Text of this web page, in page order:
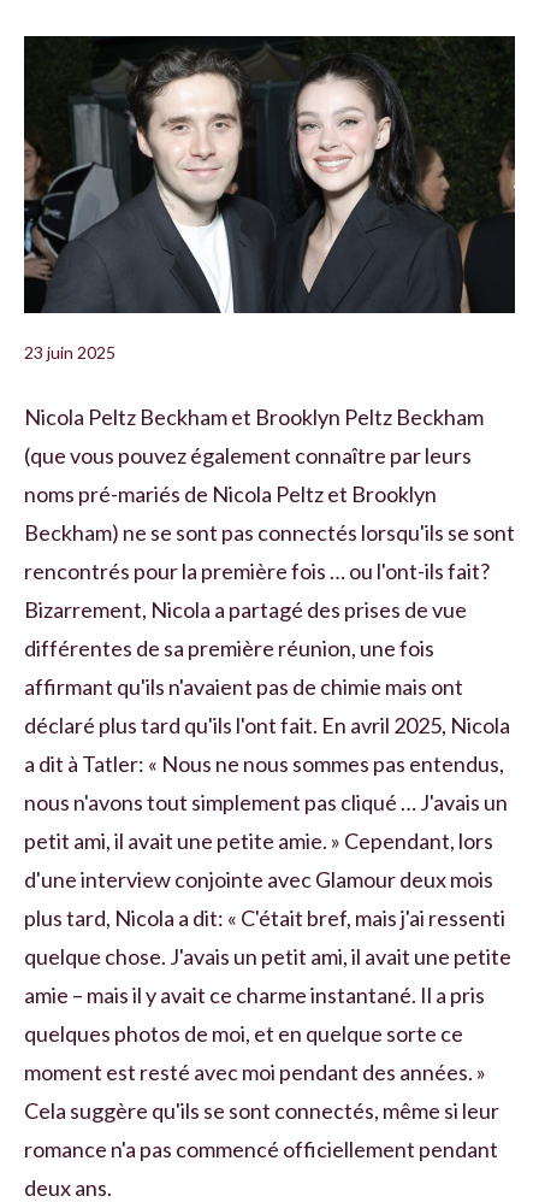
23 juin 2025
Nicola Peltz Beckham et Brooklyn Peltz Beckham
(que vous pouvez également connaître par leurs
noms pré-mariés de Nicola Peltz et Brooklyn
Beckham) ne se sont pas connectés lorsqu'ils se sont
rencontrés pour la première fois … ou l'ont-ils fait?
Bizarrement, Nicola a partagé des prises de vue
différentes de sa première réunion, une fois
affirmant qu'ils n'avaient pas de chimie mais ont
déclaré plus tard qu'ils l'ont fait. En avril 2025, Nicola
a dit à Tatler: « Nous ne nous sommes pas entendus,
nous n'avons tout simplement pas cliqué … J'avais un
petit ami, il avait une petite amie. » Cependant, lors
d'une interview conjointe avec Glamour deux mois
plus tard, Nicola a dit: « C'était bref, mais j'ai ressenti
quelque chose. J'avais un petit ami, il avait une petite
amie – mais il y avait ce charme instantané. Il a pris
quelques photos de moi, et en quelque sorte ce
moment est resté avec moi pendant des années. »
Cela suggère qu'ils se sont connectés, même si leur
romance n'a pas commencé officiellement pendant
deux ans.